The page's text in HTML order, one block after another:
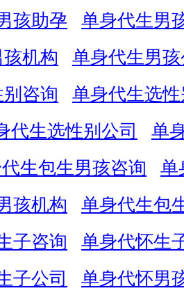
孩助孕
单身代生男
机构
单身代生男孩
咨询
单身代生选
代生选性别公司
单
生包生男孩咨询
单
孩机构
单身代生包
子咨询
单身代怀生
子公司
单身代怀男